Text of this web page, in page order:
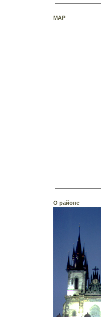
MAP
О районе